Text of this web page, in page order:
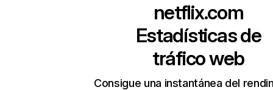
netflix.com
Estadísticas de
tráfico web
Consigue una instantánea del